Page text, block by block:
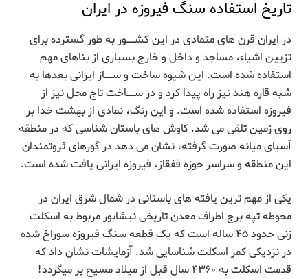
تاریخ استفاده سنگ فیروزه در ایران
در ایران قرن های متمادی در این کشــور به طور گسترده برای
تزیین اشیاء، مساجد و داخل و خارج بسیاری از بناهای مهم
استفاده شده است. این شیوه ساخت و ســاز ایرانی بعدها به
شبه قاره هند نیز راه پیدا کرد و در ســاخت تاج محل نیز از
فیروزه استفاده شده است. و این رنگ، نمادی از بهشت خدا بر
روی زمین تلقی می شد. کاوش های باستان شناسی که در منطقه
آسیای میانه صورت گرفته، نشان می دهد در گورهای ثروتمندان
این منطقه و سراسر حوزه قفقاز، فیروزه ایرانی یافت شده است.
یکی از مهم ترین یافته های باستانی در شمال شرق ایران در
محوطه تپه برج اطراف معدن تاریخی نیشابور مربوط به اسکلت
زنی حدود ۴۵ ساله است که یک قطعه سنگ فیروزه سوراخ شده
در نزدیکی کمر اسکلت شناسایی شد. آزمایشات نشان داد که
قدمت اسکلت به ۴۳۶۰ سال قبل از میلاد مسیح بر میگردد!